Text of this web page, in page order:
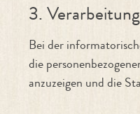
3.
Bei der
die
anzuzeigen und die